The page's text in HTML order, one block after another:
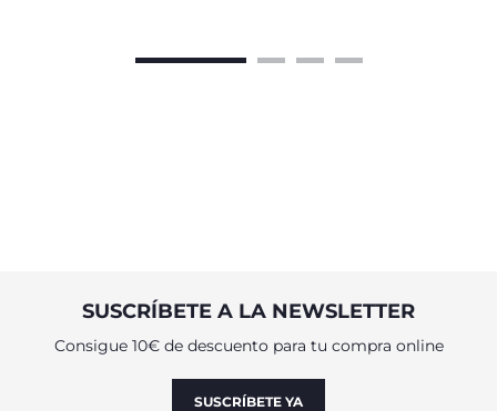
SUSCRÍBETE A LA NEWSLETTER
Consigue 10€ de descuento para tu compra online
SUSCRÍBETE YA